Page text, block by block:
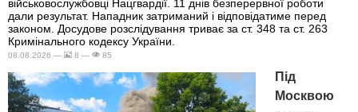
військовослужбовці Нацгвардії. 11 днів безперервної роботи
дали результат. Нападник затриманий і відповідатиме перед
законом. Досудове розслідування триває за ст. 348 та ст. 263
Кримінального кодексу України.
08.08.2026 — 8 — 85
Під
Москвою